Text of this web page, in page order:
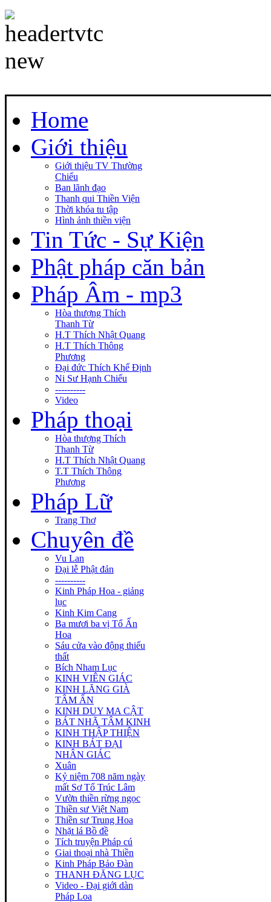
Home
Giới thiệu
Giới thiệu TV Thường
Chiếu
Ban lãnh đạo
Thanh qui Thiền Viện
Thời khóa tu tập
Hình ảnh thiền viện
Tin Tức - Sự Kiện
Phật pháp căn bản
Pháp Âm - mp3
Hòa thượng Thích
Thanh Từ
H.T Thích Nhật Quang
H.T Thích Thông
Phương
Đại đức Thích Khế Định
Ni Sư Hạnh Chiếu
----------
Video
Pháp thoại
Hòa thượng Thích
Thanh Từ
H.T Thích Nhật Quang
T.T Thích Thông
Phương
Pháp Lữ
Trang Thơ
Chuyên đề
Vu Lan
Đại lễ Phật đản
----------
Kinh Pháp Hoa - giảng
lục
Kinh Kim Cang
Ba mươi ba vị Tổ Ấn
Hoa
Sáu cửa vào động thiếu
thất
Bích Nham Lục
KINH VIÊN GIÁC
KINH LĂNG GIÀ
TÂM ẤN
KINH DUY MA CẬT
BÁT NHÃ TÂM KINH
KINH THẬP THIỆN
KINH BÁT ĐẠI
NHÂN GIÁC
Xuân
Kỷ niệm 708 năm ngày
mất Sơ Tổ Trúc Lâm
Vườn thiền rừng ngọc
Thiền sư Việt Nam
Thiền sư Trung Hoa
Nhặt lá Bồ đề
Tích truyện Pháp cú
Giai thoại nhà Thiền
Kinh Pháp Bảo Đàn
THANH ĐĂNG LỤC
Video - Đại giới dàn
Pháp Loa